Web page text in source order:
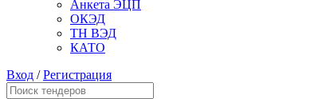
Анкета ЭЦП
ОКЭД
ТН ВЭД
КАТО
Вход /Регистрация